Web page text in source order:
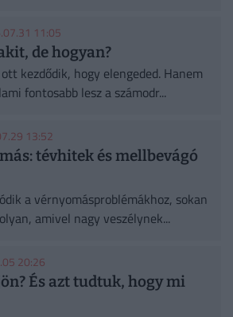
11:05
de hogyan?
kezdődik, hogy elengeded. Hanem
fontosabb lesz a számodr...
13:52
tévhitek és mellbevágó
a vérnyomásproblémákhoz, sokan
amivel nagy veszélynek...
20:26
És azt tudtuk, hogy mi